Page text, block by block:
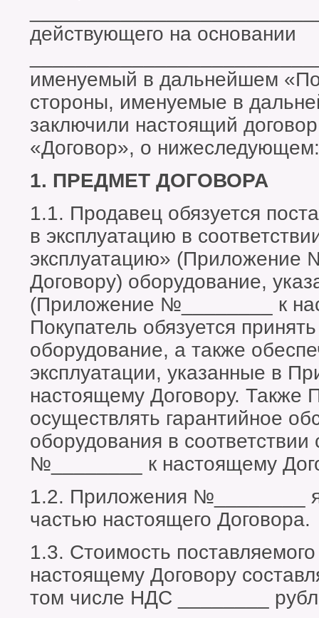
действующего на основании
именуемый в дальнейшем
стороны, именуемые в
заключили настоящий
«Договор», о нижеследующем:
1. ПРЕДМЕТ ДОГОВОРА
1.1. Продавец обязуется
в эксплуатацию в
эксплуатацию» (Приложение
Договору) оборудование,
(Приложение №________ к
Покупатель обязуется
оборудование, а также
эксплуатации, указанные в
настоящему Договору. Также
осуществлять гарантийное
оборудования в
№________ к настоящему
1.2. Приложения №________
частью настоящего Договора.
1.3. Стоимость
настоящему Договору
том числе НДС ________